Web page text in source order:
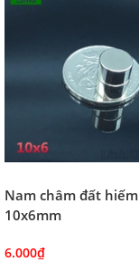
Nam châm đất hiếm
10x6mm
6.000₫